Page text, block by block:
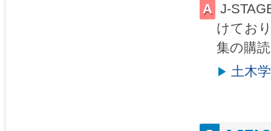
J-
けてお
集の購
土木